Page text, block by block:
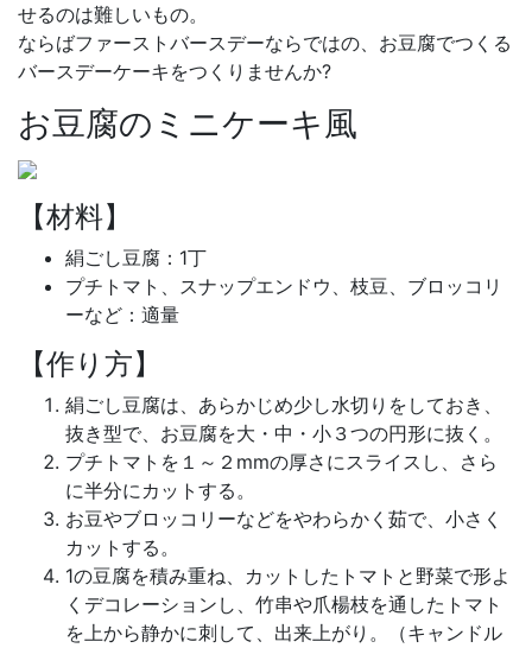
せるのは難しいもの。
ならばファーストバースデーならではの、お豆腐でつくる
バースデーケーキをつくりませんか?
お豆腐のミニケーキ風
【材料】
絹ごし豆腐：1丁
プチトマト、スナップエンドウ、枝豆、ブロッコリ
ーなど：適量
【作り方】
絹ごし豆腐は、あらかじめ少し水切りをしておき、
抜き型で、お豆腐を大・中・小３つの円形に抜く。
プチトマトを１～２mmの厚さにスライスし、さら
に半分にカットする。
お豆やブロッコリーなどをやわらかく茹で、小さく
カットする。
1の豆腐を積み重ね、カットしたトマトと野菜で形よ
くデコレーションし、竹串や爪楊枝を通したトマト
を上から静かに刺して、出来上がり。（キャンドル